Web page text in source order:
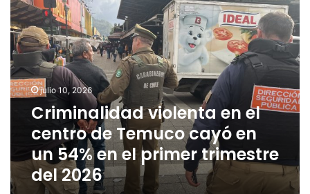
r
i
m
i
n
a
l
d
v
i
julio 10, 2026
Criminalidad violenta en el
centro de Temuco cayó en
un 54% en el primer trimestre
del 2026